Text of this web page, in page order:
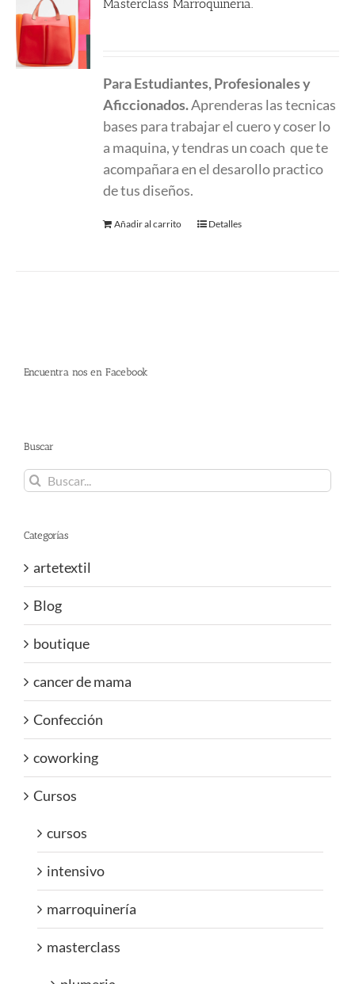
Masterclass Marroquineria.
Para Estudiantes, Profesionales y
Aficcionados.Aprenderas las tecnicas
bases para trabajar el cuero y coser lo
a maquina, y tendras un coach que te
acompañara en el desarollo practico
de tus diseños.
Añadir al carrito Detalles
Encuentra nos en Facebook
Buscar
Buscar:
Categorías
artetextil
Blog
boutique
cancer de mama
Confección
coworking
Cursos
cursos
intensivo
marroquinería
masterclass